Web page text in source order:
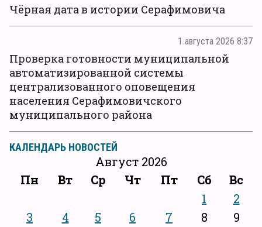
Чёрная дата в истории Серафимовича
1 августа 2026 8:37
Проверка готовности муниципальной
автоматизированной системы
централизованного оповещения
населения Серафимовичского
муниципального района
КАЛЕНДАРЬ НОВОСТЕЙ
Август 2026
Пн
Вт Ср Чт Пт Сб Вс
1
2
3
4 5 6 7 8
9